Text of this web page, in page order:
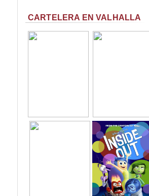
CARTELERA EN VALHALLA